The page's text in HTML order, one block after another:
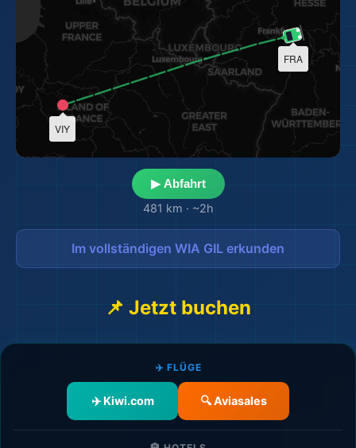
🌆
FRA
VIY
▶ Abfahrt
481 km · ~2h
Im vollständigen WIA GIL erkunden
📌 Jetzt buchen
✈️ FLÜGE
✈️ Kiwi.com 🔍 Aviasales